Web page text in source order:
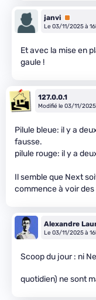
janvi Premium
Le 03/11/2025 à
Et avec la mise en
gaule !
127.0.0.1
Modifié le 03/11/2025
Pilule bleue: il y a
fausse.
pilule rouge: il y a
Il semble que Next
commence à voir
Alexandre
Le 03/11/2025 à
Scoop du jour : ni
quotidien) ne sont